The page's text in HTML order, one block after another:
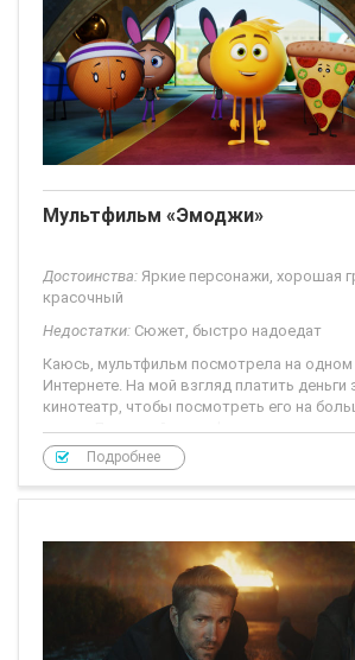
Мультфильм «Эмоджи»
Достоинства: Яркие персонажи, хорошая
красочный
Недостатки: Сюжет, быстро надоедат
Каюсь, мультфильм посмотрела на одном
Интернете. На мой взгляд платить деньги
кинотеатр, чтобы посмотреть его на
стоит. Для детей мультфильм скорее
Подробнее